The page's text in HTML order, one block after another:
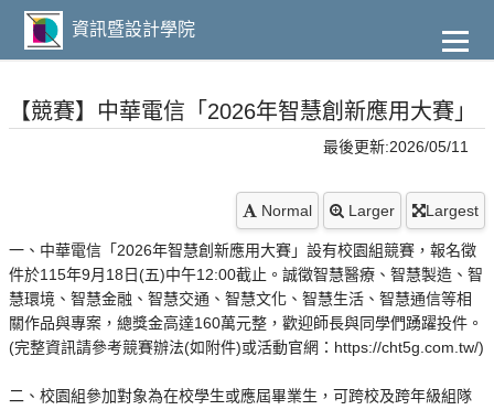
主
要
容
資訊暨設計學院
【競賽】中華電信「2026年智慧創新應用大賽」
最後更新:2026/05/11
Normal Larger Largest
一、中華電信「2026年智慧創新應用大賽」設有校園組競賽，報名徵
件於115年9月18日(五)中午12:00截止。誠徵智慧醫療、智慧製造、智
慧環境、智慧金融、智慧交通、智慧文化、智慧生活、智慧通信等相
關作品與專案，總獎金高達160萬元整，歡迎師長與同學們踴躍投件。
(完整資訊請參考競賽辦法(如附件)或活動官網：https://cht5g.com.tw/)
二、校園組參加對象為在校學生或應屆畢業生，可跨校及跨年級組隊